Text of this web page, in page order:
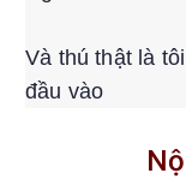
Và thú thật là
đầu vào